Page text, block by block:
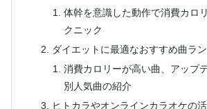
体幹を意識した動作で消費カロ
クニック
ダイエットに最適なおすすめ曲ラ
消費カロリーが高い曲、アップ
別人気曲の紹介
ヒトカラやオンラインカラオケの